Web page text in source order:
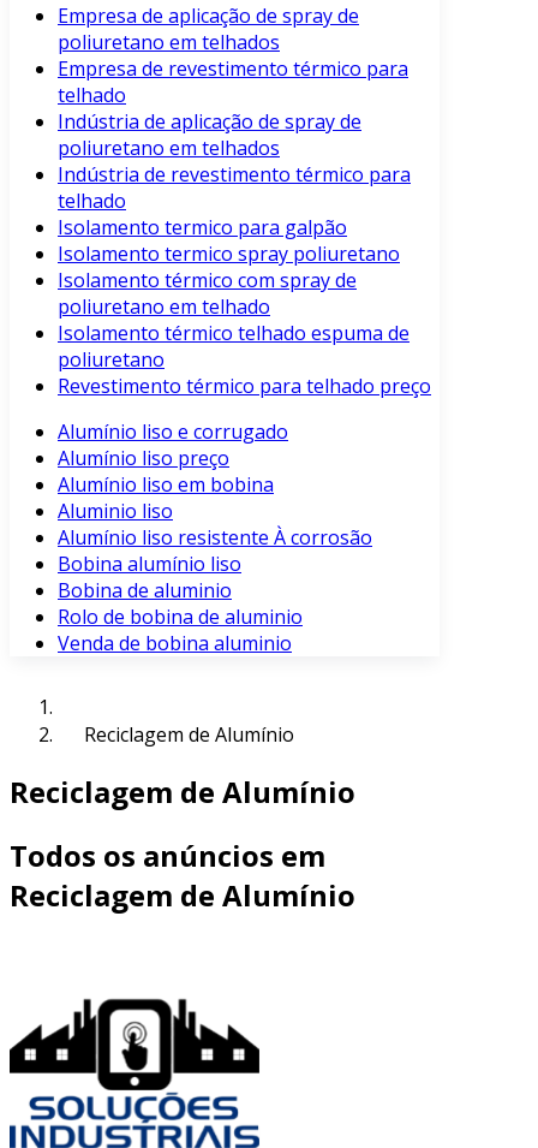
Empresa de aplicação de spray de
poliuretano em telhados
Empresa de revestimento térmico para
telhado
Indústria de aplicação de spray de
poliuretano em telhados
Indústria de revestimento térmico para
telhado
Isolamento termico para galpão
Isolamento termico spray poliuretano
Isolamento térmico com spray de
poliuretano em telhado
Isolamento térmico telhado espuma de
poliuretano
Revestimento térmico para telhado preço
Alumínio liso e corrugado
Alumínio liso preço
Alumínio liso em bobina
Aluminio liso
Alumínio liso resistente À corrosão
Bobina alumínio liso
Bobina de aluminio
Rolo de bobina de aluminio
Venda de bobina aluminio
Reciclagem de Alumínio
Reciclagem de Alumínio
Todos os anúncios em
Reciclagem de Alumínio